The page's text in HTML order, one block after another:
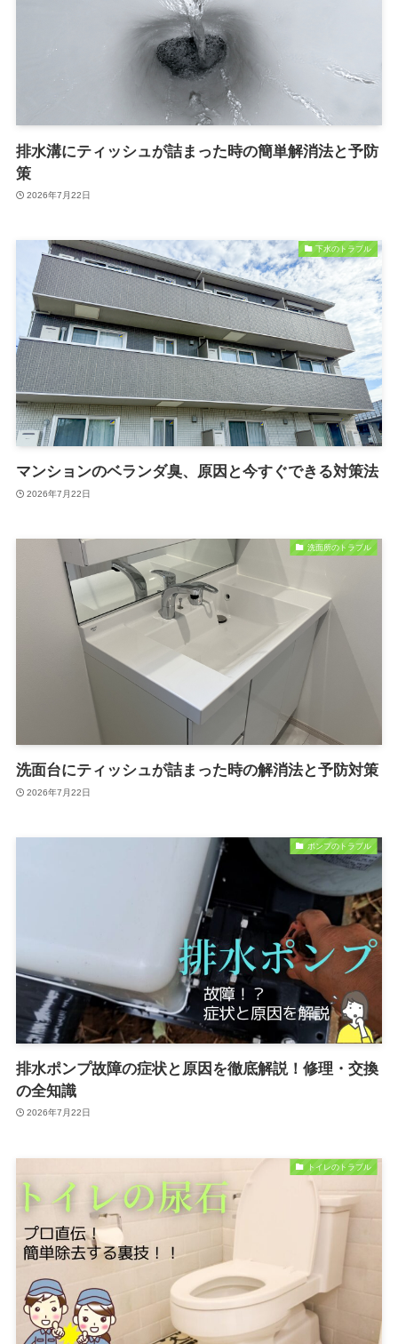
排水溝にティッシュが詰まった時の簡単解消法と予防
策
2026年7月22日
下水のトラブル
マンションのベランダ臭、原因と今すぐできる対策法
2026年7月22日
洗面所のトラブル
洗面台にティッシュが詰まった時の解消法と予防対策
2026年7月22日
ポンプのトラブル
排水ポンプ故障の症状と原因を徹底解説！修理・交換
の全知識
2026年7月22日
トイレのトラブル